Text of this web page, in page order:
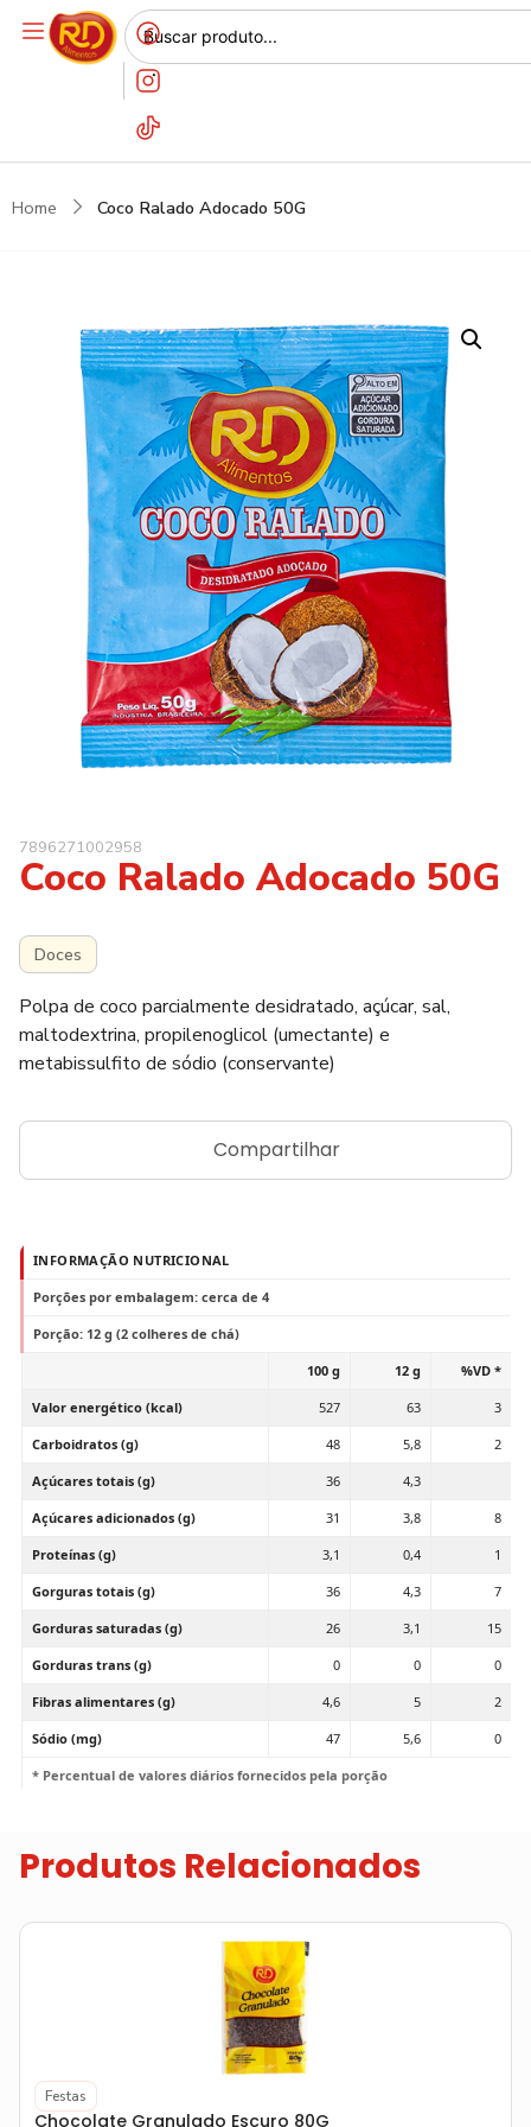
Home Coco Ralado Adocado 50G
7896271002958
Coco Ralado Adocado 50G
Doces
Polpa de coco parcialmente desidratado, açúcar, sal,
maltodextrina, propilenoglicol (umectante) e
metabissulfito de sódio (conservante)
Compartilhar
INFORMAÇÃO NUTRICIONAL
Porções por embalagem: cerca de 4
Porção: 12 g (2 colheres de chá)
100 g 12 g %VD *
Valor energético (kcal) 527 63 3
Carboidratos (g) 48 5,8 2
Açúcares totais (g) 36 4,3
Açúcares adicionados (g) 31 3,8 8
Proteínas (g) 3,1 0,4 1
Gorguras totais (g) 36 4,3 7
Gorduras saturadas (g) 26 3,1 15
Gorduras trans (g) 0 0 0
Fibras alimentares (g) 4,6 5 2
Sódio (mg) 47 5,6 0
* Percentual de valores diários fornecidos pela porção
Produtos Relacionados
Festas
Chocolate Granulado Escuro 80G